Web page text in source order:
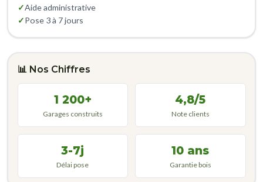
✓Aide administrative
✓Pose 3 à 7 jours
📊 Nos Chiffres
1 200+
Garages construits
4,8/5
Note clients
3-7j
Délai pose
10 ans
Garantie bois